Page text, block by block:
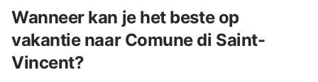
Wanneer kan je het beste op
vakantie naar Comune di Saint-
Vincent?